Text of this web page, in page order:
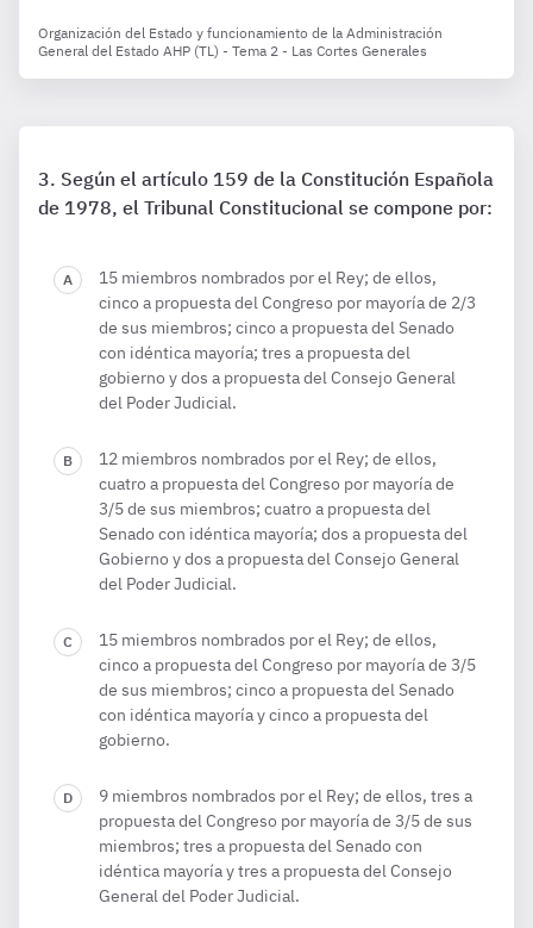
Organización del Estado y funcionamiento de la Administración
General del Estado AHP (TL) - Tema 2 - Las Cortes Generales
Según el artículo 159 de la Constitución Española
de 1978, el Tribunal Constitucional se compone por:
15 miembros nombrados por el Rey; de ellos,
cinco a propuesta del Congreso por mayoría de 2/3
de sus miembros; cinco a propuesta del Senado
con idéntica mayoría; tres a propuesta del
gobierno y dos a propuesta del Consejo General
del Poder Judicial.
12 miembros nombrados por el Rey; de ellos,
cuatro a propuesta del Congreso por mayoría de
3/5 de sus miembros; cuatro a propuesta del
Senado con idéntica mayoría; dos a propuesta del
Gobierno y dos a propuesta del Consejo General
del Poder Judicial.
15 miembros nombrados por el Rey; de ellos,
cinco a propuesta del Congreso por mayoría de 3/5
de sus miembros; cinco a propuesta del Senado
con idéntica mayoría y cinco a propuesta del
gobierno.
9 miembros nombrados por el Rey; de ellos, tres a
propuesta del Congreso por mayoría de 3/5 de sus
miembros; tres a propuesta del Senado con
idéntica mayoría y tres a propuesta del Consejo
General del Poder Judicial.